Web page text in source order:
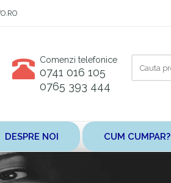
Comenzi telefonice
0741 016 105
0765 393 444
aici
DESPRE NOI CUM CUMPAR?